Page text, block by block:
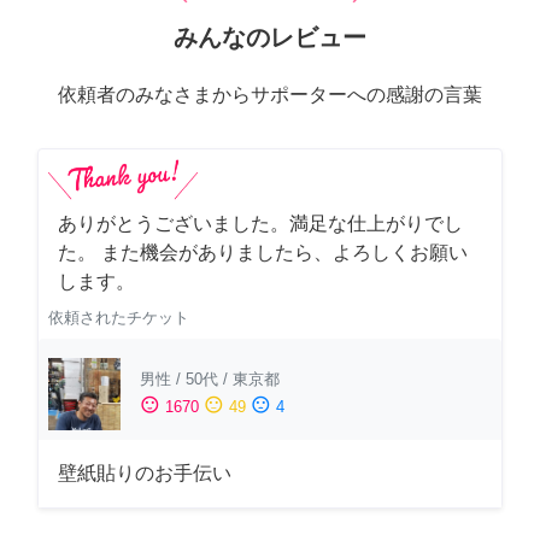
みんなのレビュー
依頼者のみなさまからサポーターへの感謝の言葉
ありがとうございました。満足な仕上がりでし
た。 また機会がありましたら、よろしくお願い
します。
依頼されたチケット
男性 / 50代 / 東京都
sentiment_satisfied 1670 sentiment_neutral 49 sentiment_dissatisfied 4
壁紙貼りのお手伝い